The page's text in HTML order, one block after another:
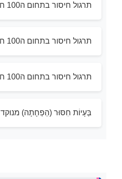
תרגול חיסור בתחום ה100 חלק 7
תרגול חיסור בתחום ה100 חלק 8
תרגול חיסור בתחום ה100 חלק 9
בְּעָיוֹת חִסּוּר (הַפְחָתָה) מנוקד